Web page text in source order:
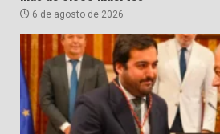
6 de agosto de 2026